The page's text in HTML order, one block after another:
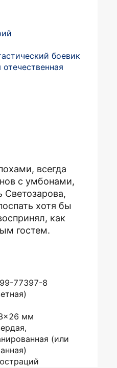
боевик
всегда
с умбонами,
хотя бы
как
гостем.
77397-8
мм
(или